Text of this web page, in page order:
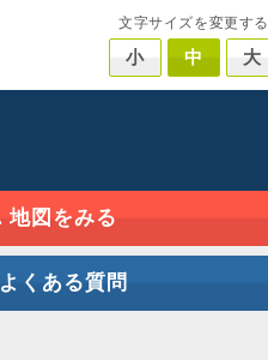
文字サイズを変更する
小 中 大
地図をみる
よくある質問